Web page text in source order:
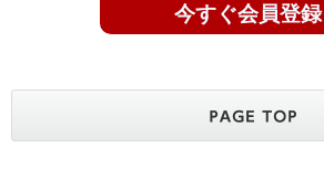
今すぐ会員登録